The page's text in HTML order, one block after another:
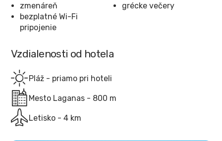
zmenáreň
bezplatné Wi-Fi
pripojenie
grécke večery
Vzdialenosti od hotela
Pláž - priamo pri hoteli
Mesto Laganas - 800 m
Letisko - 4 km